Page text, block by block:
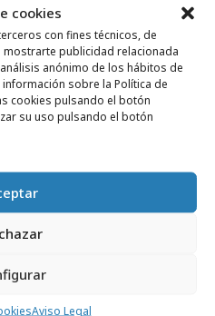
cookies
con fines técnicos, de
publicidad relacionada
anónimo de los hábitos de
sobre la Política de
cookies pulsando el botón
su uso pulsando el botón
Aviso Legal
Chief Product